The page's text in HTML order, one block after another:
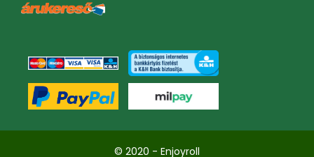
© 2020 - Enjoyroll